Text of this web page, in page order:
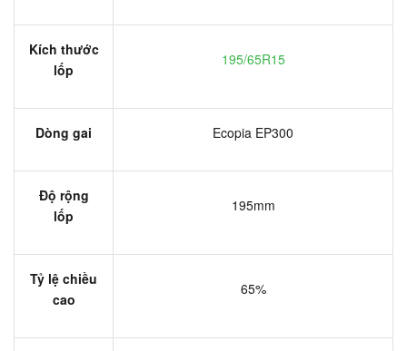
Kích thước
lốp
195/65R15
Dòng gai Ecopia EP300
Độ rộng
lốp
195mm
Tỷ lệ chiều
cao
65%